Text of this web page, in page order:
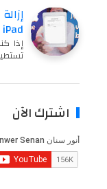
iPad و iPod
اشترك الآن